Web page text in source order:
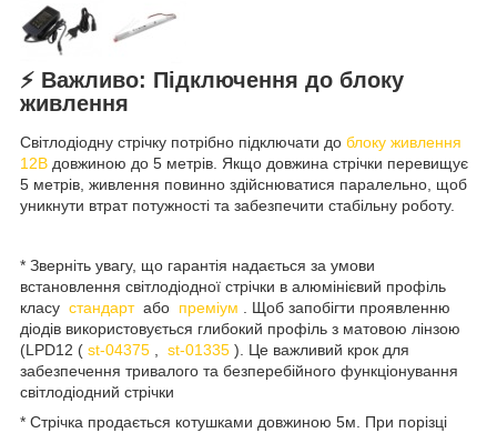
⚡️ Важливо: Підключення до блоку
живлення
Світлодіодну стрічку потрібно підключати до блоку живлення
12В довжиною до 5 метрів. Якщо довжина стрічки перевищує
5 метрів, живлення повинно здійснюватися паралельно, щоб
уникнути втрат потужності та забезпечити стабільну роботу.
* Зверніть увагу, що гарантія надається за умови
встановлення світлодіодної стрічки в алюмінієвий профіль
класу стандарт або преміум . Щоб запобігти проявленню
діодів використовується глибокий профіль з матовою лінзою
(LPD12 ( st-04375 , st-01335 ). Це важливий крок для
забезпечення тривалого та безперебійного функціонування
світлодіодний стрічки
* Стрічка продається котушками довжиною 5м. При порізці